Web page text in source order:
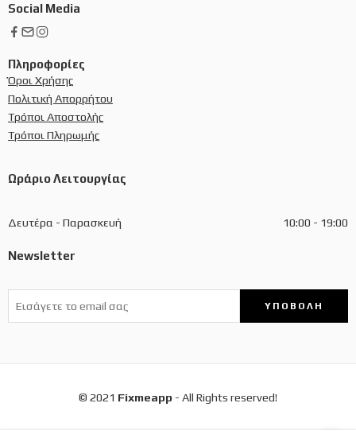
Social Media
Πληροφορίες
Όροι Χρήσης
Πολιτική Απορρήτου
Τρόποι Αποστολής
Τρόποι Πληρωμής
Ωράριο Λειτουργίας
Δευτέρα - Παρασκευή 10:00 - 19:00
Newsletter
© 2021 Fixmeapp - All Rights reserved!